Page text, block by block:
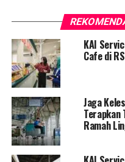
KAI
Cafe di
Jaga
Terapkan
Ramah